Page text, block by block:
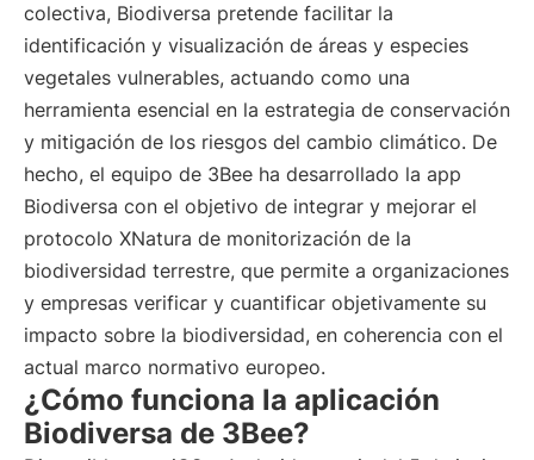
colectiva, Biodiversa pretende facilitar la
identificación y visualización de áreas y especies
vegetales vulnerables, actuando como una
herramienta esencial en la estrategia de conservación
y mitigación de los riesgos del cambio climático. De
hecho, el equipo de 3Bee ha desarrollado la app
Biodiversa con el objetivo de integrar y mejorar el
protocolo XNatura de monitorización de la
biodiversidad terrestre, que permite a organizaciones
y empresas verificar y cuantificar objetivamente su
impacto sobre la biodiversidad, en coherencia con el
actual marco normativo europeo.
¿Cómo funciona la aplicación
Biodiversa de 3Bee?